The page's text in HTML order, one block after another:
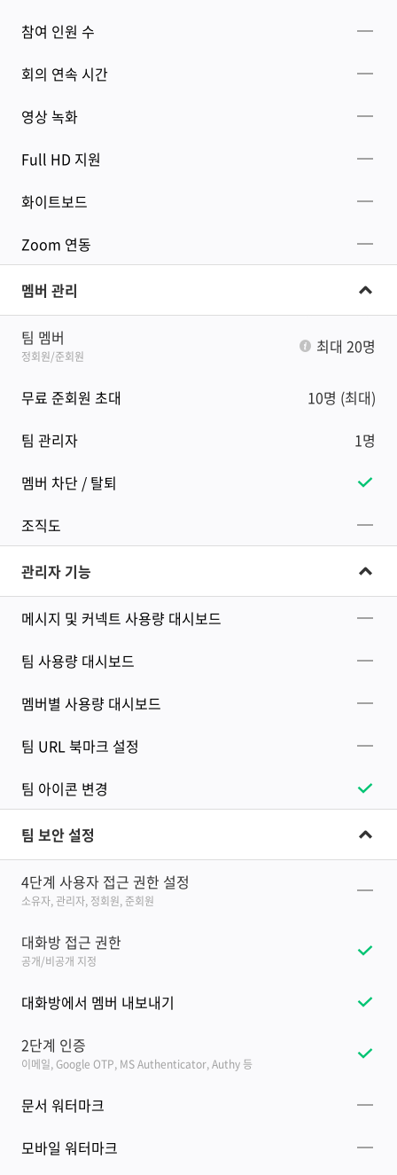
참여 인원 수
회의 연속 시간
영상 녹화
Full HD 지원
화이트보드
Zoom 연동
멤버 관리
팀 멤버
정회원/준회원 최대 20명
무료 준회원 초대
10명 (최대)
팀 관리자
1명
멤버 차단 / 탈퇴
조직도
관리자 기능
메시지 및 커넥트 사용량 대시보드
팀 사용량 대시보드
멤버별 사용량 대시보드
팀 URL 북마크 설정
팀 아이콘 변경
팀 보안 설정
4단계 사용자 접근 권한 설정
소유자, 관리자, 정회원, 준회원
대화방 접근 권한
공개/비공개 지정
대화방에서 멤버 내보내기
2단계 인증
이메일, Google OTP, MS Authenticator, Authy 등
문서 워터마크
모바일 워터마크